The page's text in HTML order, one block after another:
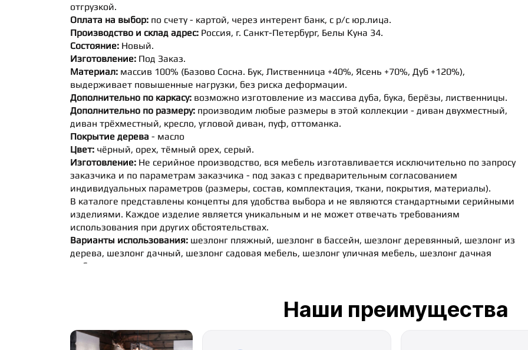
отгрузкой.
Оплата на выбор: по счету - картой, через интерент банк, с р/с юр.лица.
Производство и склад адрес: Россия, г. Санкт-Петербург, Белы Куна 34.
Состояние: Новый.
Изготовление: Под Заказ.
Материал: массив 100% (Базово Сосна. Бук, Лиственница +40%, Ясень +70%, Дуб +120%),
выдерживает повышенные нагрузки, без риска деформации.
Дополнительно по каркасу: возможно изготовление из массива дуба, бука, берёзы, лиственницы.
Дополнительно по размеру: производим любые размеры в этой коллекции - диван двухместный,
диван трёхместный, кресло, угловой диван, пуф, оттоманка.
Покрытие дерева - масло
Цвет: чёрный, орех, тёмный орех, серый.
Изготовление: Не серийное производство, вся мебель изготавливается исключительно по запросу
заказчика и по параметрам заказчика - под заказ с предварительным согласованием
индивидуальных параметров (размеры, состав, комплектация, ткани, покрытия, материалы).
В каталоге представлены концепты для удобства выбора и не являются стандартными серийными
изделиями. Каждое изделие является уникальным и не может отвечать требованиям
использования при других обстоятельствах.
Варианты использования: шезлонг пляжный, шезлонг в бассейн, шезлонг деревянный, шезлонг из
дерева, шезлонг дачный, шезлонг садовая мебель, шезлонг уличная мебель, шезлонг дачная
мебель.
Указана со скидкой, при покупке комплекта. По отдельности стоимость может быть
пересмотрена.
Типовые размеры:
Наши преимущества